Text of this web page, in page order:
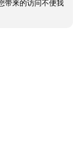
带来的访问不便我